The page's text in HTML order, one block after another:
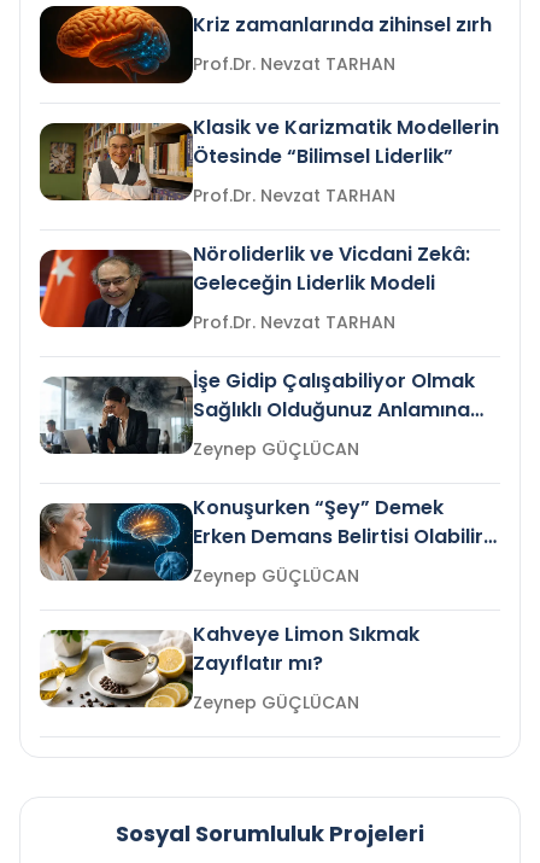
Kriz zamanlarında zihinsel zırh
Prof.Dr. Nevzat TARHAN
Klasik ve Karizmatik Modellerin
Ötesinde “Bilimsel Liderlik”
Prof.Dr. Nevzat TARHAN
Nöroliderlik ve Vicdani Zekâ:
Geleceğin Liderlik Modeli
Prof.Dr. Nevzat TARHAN
İşe Gidip Çalışabiliyor Olmak
Sağlıklı Olduğunuz Anlamına
Gelir mi?Zeynep GÜÇLÜCAN
Konuşurken “Şey” Demek
Erken Demans Belirtisi Olabilir
mi?
Zeynep GÜÇLÜCAN
Kahveye Limon Sıkmak
Zayıflatır mı?
Zeynep GÜÇLÜCAN
Sosyal Sorumluluk Projeleri